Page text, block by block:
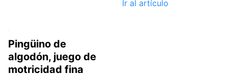
Ir al artículo
Pingüino de
algodón, juego de
motricidad fina